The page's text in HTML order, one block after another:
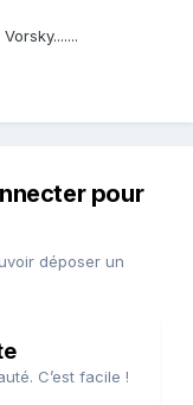
pour
déposer un
C’est facile !